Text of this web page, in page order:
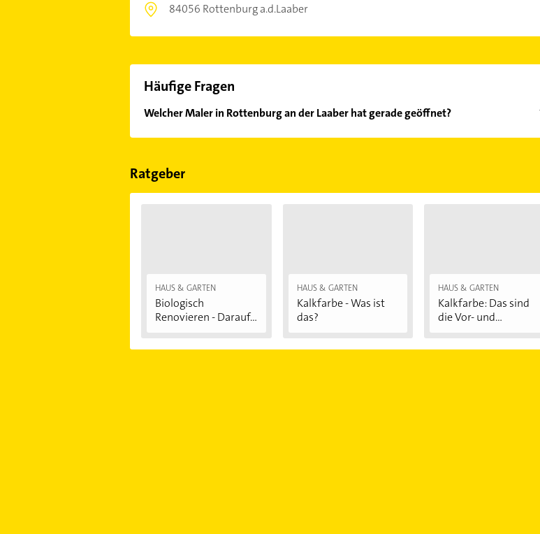
84056 Rottenburg a.d.Laaber
Häufige Fragen
Welcher Maler in Rottenburg an der Laaber hat gerade geöffnet?
Im Anbieter-Bereich finden Sie alleÖffnungszeiten. Bitte beachten Sie, dass diese an
Ratgeber
HAUS & GARTEN
Biologisch
Renovieren - Darauf...
HAUS & GARTEN
Kalkfarbe - Was ist
das?
HAUS & GARTEN
Kalkfarbe: Das sind
die Vor- und...